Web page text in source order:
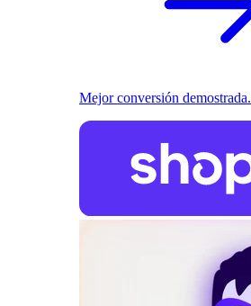
Mejor conversión demostrada.